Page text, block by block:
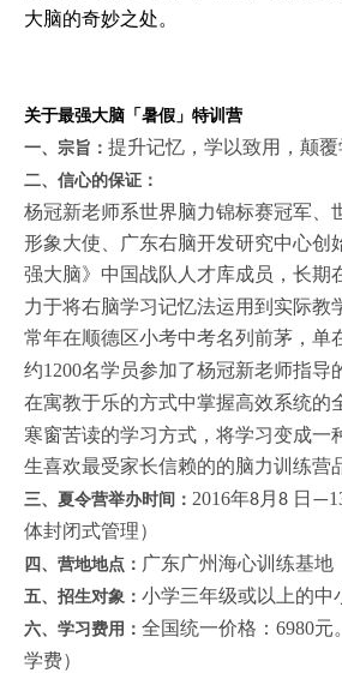
大脑的奇妙之处。
关于最强大脑「暑假」特训营
一、宗旨： 提升记忆，学以致用，颠覆
二、信心的保证：
杨冠新老师系世界脑力锦标赛冠军、
形象大使、广东右脑开发研究中心创
强大脑》中国战队人才库成员 ， 长期
力于将右脑学习记忆法运用到实际教
常年在顺德区小考中考名列前茅，单
约1200名学员参加了杨冠新老师指导
在寓教于乐的方式中掌握高效系统的
寒窗苦读的学习方式，将学习变成一
生喜欢最受家长信赖的的脑力训练营
三、夏令营举办时间： 2016年8月 8 日 —
体封闭式管理）
四、营地地点： 广东广州海心训练基地
五、招生对象： 小学三年级或以上的中
六、学习费用： 全国统一价格： 6980元。
学费）